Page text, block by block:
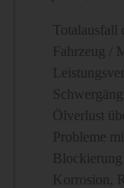
Totalausfall
Fahrzeug /
Ölverlust
Probleme
Blockierung
Korrosion,